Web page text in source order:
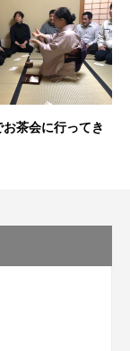
茶会に行ってき